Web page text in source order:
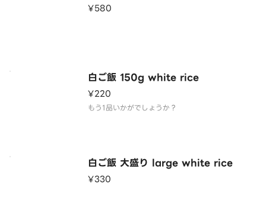
¥580
白ご飯 150g white rice
¥220
もう1品いかがでしょうか？
白ご飯 大盛り large white rice
¥330